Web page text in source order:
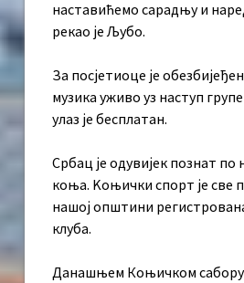
наставићемо сарадњу и
рекао је Љубо.
За посјетиоце је
музика уживо уз наступ
улаз је бесплатан.
Србац је одувијек познат
коња. Kоњички спорт је све
нашој општини
клуба.
Данашњем Коњичком сабору